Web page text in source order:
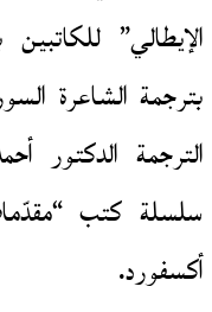
الإيطالي”
بترجمة الشاعرة
الترجمة
سلسلة كتب
أكسفورد.